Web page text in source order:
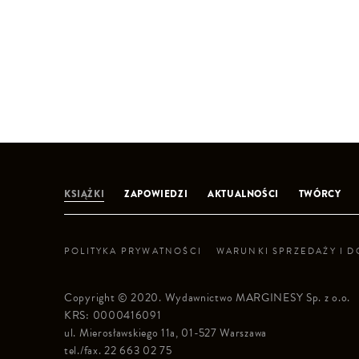
KSIĄŻKI ZAPOWIEDZI AKTUALNOŚCI TWÓRCY
POLITYKA PRYWATNOŚCI WARUNKI SPRZEDAŻY I
Copyright © 2020. Wydawnictwo MARGINESY Sp. z o.o.
KRS: 0000416091
ul. Mierosławskiego 11a, 01-527 Warszawa
tel./fax. 22 663 02 75